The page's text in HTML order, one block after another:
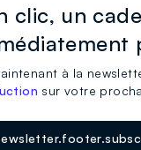
clic, un
à la
sur votre